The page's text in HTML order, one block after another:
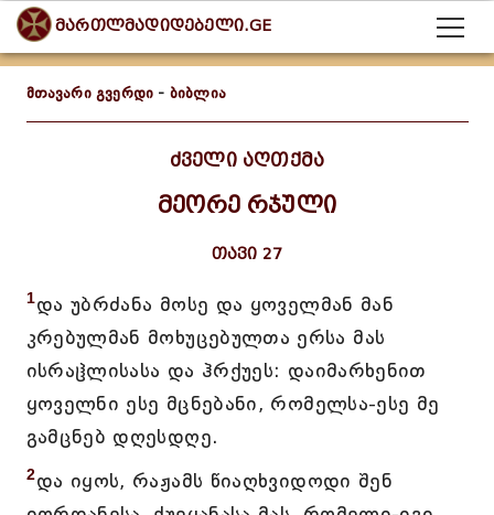
მართლმადიდებელი.GE
მთავარი გვერდი - ბიბლია
ძველი აღთქმა
მეორე რჯული
თავი 27
1და უბრძანა მოსე და ყოველმან მან
კრებულმან მოხუცებულთა ერსა მას
ისრაჱლისასა და ჰრქუეს: დაიმარხენით
ყოველნი ესე მცნებანი, რომელსა-ესე მე
გამცნებ დღესდღე.
2და იყოს, რაჟამს წიაღხვიდოდი შენ